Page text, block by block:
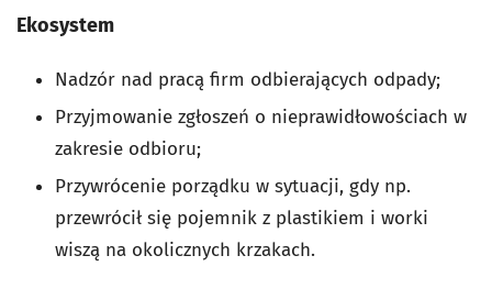
Ekosystem
Nadzór nad pracą firm odbierających odpady;
Przyjmowanie zgłoszeń o nieprawidłowościach w
zakresie odbioru;
Przywrócenie porządku w sytuacji, gdy np.
przewrócił się pojemnik z plastikiem i worki
wiszą na okolicznych krzakach.